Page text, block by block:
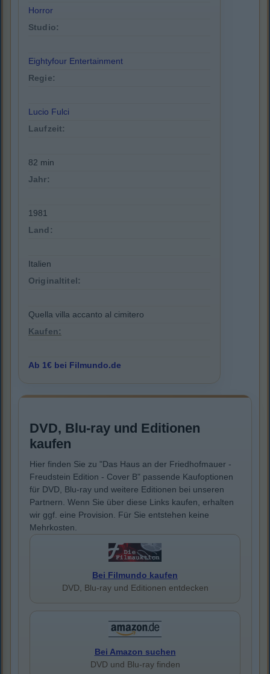
Horror
Studio:
Eightyfour Entertainment
Regie:
Lucio Fulci
Laufzeit:
82 min
Jahr:
1981
Land:
Italien
Originaltitel:
Quella villa accanto al cimitero
Kaufen:
Ab 1€ bei Filmundo.de
DVD, Blu-ray und Editionen
kaufen
Hier finden Sie zu "Das Haus an der Friedhofmauer -
Freudstein Edition - Cover B" passende Kaufoptionen
für DVD, Blu-ray und weitere Editionen bei unseren
Partnern. Wenn Sie über diese Links kaufen, erhalten
wir ggf. eine Provision. Für Sie entstehen keine
Mehrkosten.
Bei Filmundo kaufen
DVD, Blu-ray und Editionen entdecken
Bei Amazon suchen
DVD und Blu-ray finden